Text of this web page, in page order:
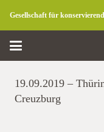
Gesellschaft für
19.09.2019 –
Creuzburg